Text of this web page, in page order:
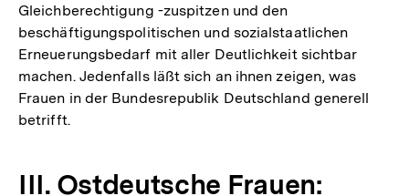
Gleichberechtigung -zuspitzen und den
beschäftigungspolitischen und sozialstaatlichen
Erneuerungsbedarf mit aller Deutlichkeit sichtbar
machen. Jedenfalls läßt sich an ihnen zeigen, was
Frauen in der Bundesrepublik Deutschland generell
betrifft.
III. Ostdeutsche Frauen: